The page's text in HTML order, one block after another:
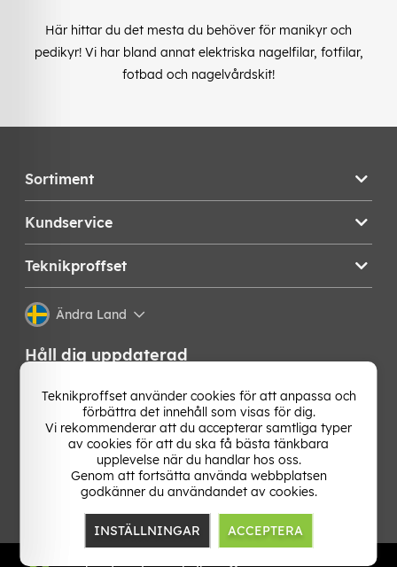
Här hittar du det mesta du behöver för manikyr och
pedikyr! Vi har bland annat elektriska nagelfilar, fotfilar,
fotbad och nagelvårdskit!
Sortiment
Kundservice
Teknikproffset
Ändra Land
Håll dig uppdaterad
Få de senaste nyheterna, hetaste erbjudandena och
bästa tipsen från oss direkt i din mejlkorg. Signa upp på
vårt nyhetsbrev!
Teknikproffset använder cookies för att anpassa och
förbättra det innehåll som visas för dig.
Vi rekommenderar att du accepterar samtliga typer
av cookies för att du ska få bästa tänkbara
upplevelse när du handlar hos oss.
Genom att fortsätta använda webbplatsen
godkänner du användandet av cookies.
INSTÄLLNINGAR ACCEPTERA